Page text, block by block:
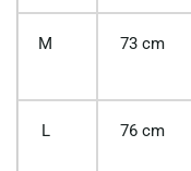
M 73 cm
L 76 cm